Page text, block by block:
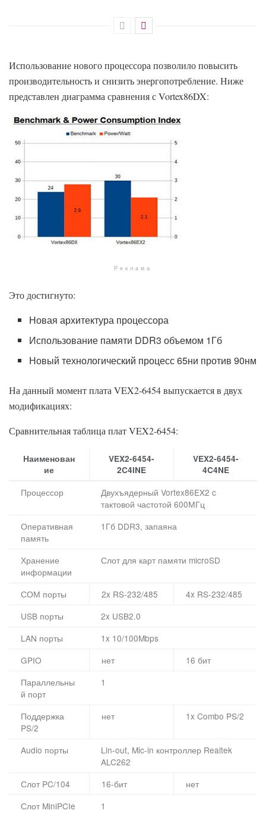
Использование нового процессора позволило повысить
производительность и снизить энергопотребление. Ниже
представлен диаграмма сравнения с Vortex86DX:
Реклама
Это достигнуто:
Новая архитектура процессора
Использование памяти DDR3 объемом 1Гб
Новый технологический процесс 65ни против 90нм
На данный момент плата VEX2-6454 выпускается в двух
модификациях:
Сравнительная таблица плат VEX2-6454:
Наименован
ие
VEX2-6454-
2C4INE
VEX2-6454-
4C4NE
Процессор
Двухъядерный Vortex86EX2 c
тактовой частотой 600МГц
Оперативная
память
1Гб DDR3, запаяна
Хранение
информации
Слот для карт памяти microSD
СОМ порты 2x RS-232/485
4x RS-232/485
USB порты
2x USB2.0
LAN порты
1x 10/100Mbps
GPIO
нет
16 бит
Параллельны
й порт
1
Поддержка
PS/2
нет 1x Combo PS/2
Audio порты
Lin-out, Mic-in контроллер Realtek
ALC262
Слот PC/104
16-бит
нет
Слот MiniPCIe
1